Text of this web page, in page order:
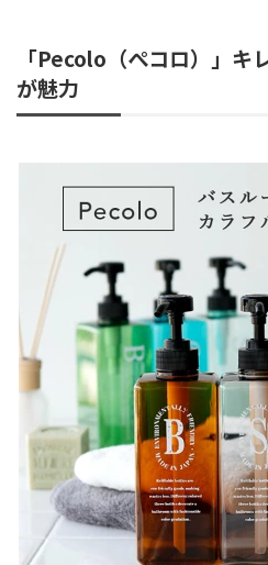
「Pecolo（ぺコロ）」キ
が魅力